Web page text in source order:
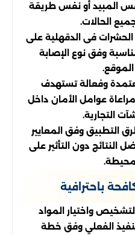
المبيد أو نفس طريقة
الحالات.
فى الدقهلية على
وفق نوع الإصابة
وفعالة تستهدف
عوامل الأمان داخل
التجارية.
التطبيق وفق المعايير
النتائج دون التأثير على
باحترافية
واختيار المواد
الفعلي وفق خطة